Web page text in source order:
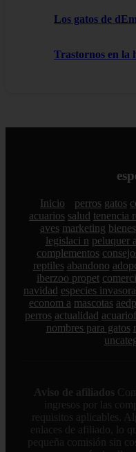
Los gatos de
Trastornos en la
Inicio perros gatos
acuarios salud tenencia
aves marketing
legislaci n peluquer a
complementos
reptiles abandono
iberzoo propet
navidad especies
econom a mascotas
perros actualidad
nombres para gatos
Aviso de afiliados
ingresos por las
requisitos aplicables.
enlaces de afiliado, lo
pequeña comisión sin